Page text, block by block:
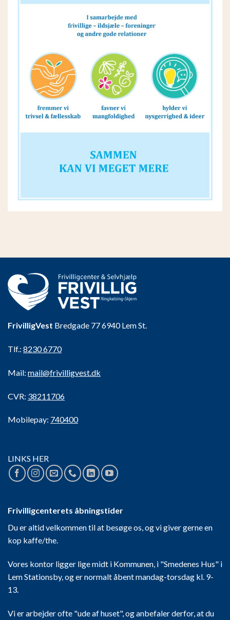
FrivilligVest Bredgade 77 6940 Lem St.
Tlf.: 8230 6770
Mail: mail@frivilligvest.dk
CVR: 38211706
Mobilepay: 740400
LINKS HER
Frivilligcenterets åbningstider
Du er altid velkommen til at besøge os, og vi giver gerne en
kop kaffe/the.
Vores kontor ligger lige midt i Kommunen, i "Smedenes Hus" i
Lem Stationsby, og er normalt åbent mandag-torsdag kl. 9-
13.
Vi er arbejder ofte "ude af huset", og anbefaler derfor, at du